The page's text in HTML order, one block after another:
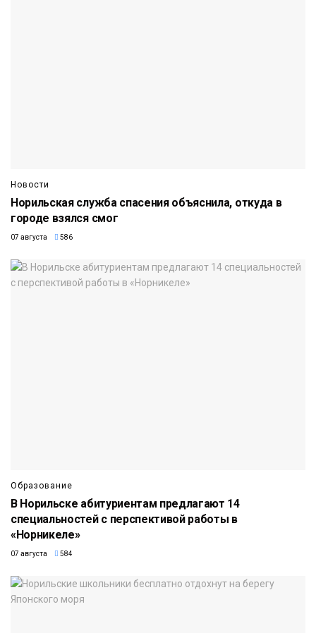
Новости
Норильская служба спасения объяснила, откуда в
городе взялся смог
07 августа 586
Образование
В Норильске абитуриентам предлагают 14
специальностей с перспективой работы в
«Норникеле»
07 августа 584